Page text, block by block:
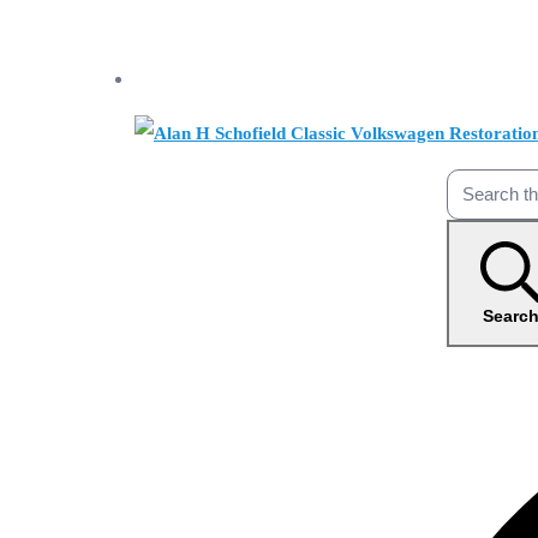
Search